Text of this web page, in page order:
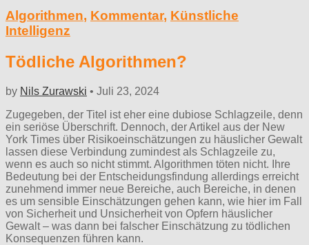
Algorithmen, Kommentar, Künstliche
Intelligenz
Tödliche Algorithmen?
by Nils Zurawski • Juli 23, 2024
Zugegeben, der Titel ist eher eine dubiose Schlagzeile, denn
ein seriöse Überschrift. Dennoch, der Artikel aus der New
York Times über Risikoeinschätzungen zu häuslicher Gewalt
lassen diese Verbindung zumindest als Schlagzeile zu,
wenn es auch so nicht stimmt. Algorithmen töten nicht. Ihre
Bedeutung bei der Entscheidungsfindung allerdings erreicht
zunehmend immer neue Bereiche, auch Bereiche, in denen
es um sensible Einschätzungen gehen kann, wie hier im Fall
von Sicherheit und Unsicherheit von Opfern häuslicher
Gewalt – was dann bei falscher Einschätzung zu tödlichen
Konsequenzen führen kann.